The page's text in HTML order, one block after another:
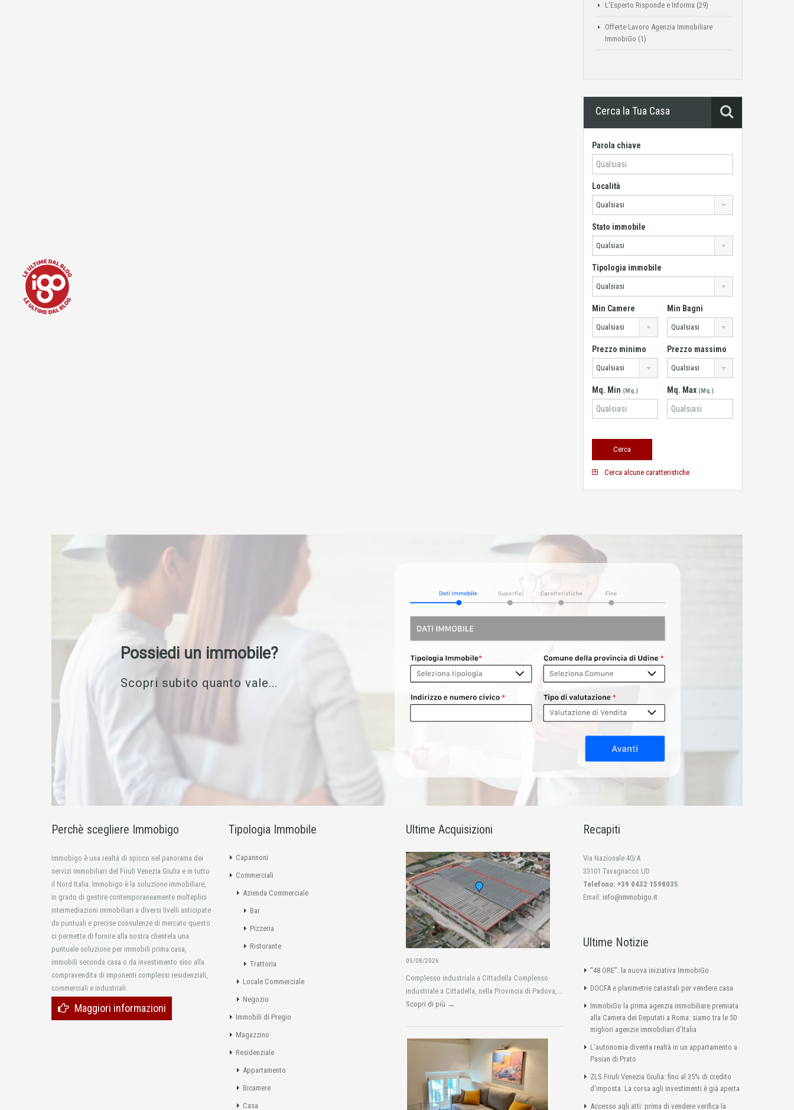
L'Esperto Risponde e Informa (29)
Offerte Lavoro Agenzia Immobiliare
ImmobiGo (1)
Cerca la Tua Casa
Parola chiave
Località
Qualsiasi
Stato immobile
Qualsiasi
Tipologia immobile
Qualsiasi
Min Camere
Qualsiasi
Min Bagni
Qualsiasi
Prezzo minimo
Qualsiasi
Prezzo massimo
Qualsiasi
Mq. Min (Mq.) Mq. Max (Mq.)
Cerca alcune caratteristiche
Possiedi un immobile?
Scopri subito quanto vale...
Perchè scegliere Immobigo
Immobigo è una realtà di spicco nel panorama dei
servizi immobiliari del Friuli Venezia Giulia e in tutto
il Nord Italia. Immobigo è la soluzione immobiliare,
in grado di gestire contemporaneamente molteplici
intermediazioni immobiliari a diversi livelli anticipate
da puntuali e precise consulenze di mercato questo
ci permette di fornire alla nostra clientela una
puntuale soluzione per immobili prima casa,
immobili seconda casa o da investimento sino alla
compravendita di imponenti complessi residenziali,
commerciali e industriali.
Maggiori informazioni
Tipologia Immobile
Capannoni
Commerciali
Azienda Commerciale
Bar
Pizzeria
Ristorante
Trattoria
Locale Commerciale
Negozio
Immobili di Pregio
Magazzino
Residenziale
Appartamento
Bicamere
Casa
Ultime Acquisizioni
05/08/2026
Complesso industriale a Cittadella Complesso
industriale a Cittadella, nella Provincia di Padova,...
Scopri di più →
Recapiti
Via Nazionale 40/A
33101 Tavagnacco UD
Telefono: +39 0432 1598035
Email: info@immobigo.it
Ultime Notizie
“48 ORE”: la nuova iniziativa ImmobiGo
DOCFA e planimetrie catastali per vendere casa
ImmobiGo la prima agenzia immobiliare premiata
alla Camera dei Deputati a Roma: siamo tra le 50
migliori agenzie immobiliari d’Italia
L’autonomia diventa realtà in un appartamento a
Pasian di Prato
ZLS Friuli Venezia Giulia: fino al 35% di credito
d’imposta. La corsa agli investimenti è già aperta
Accesso agli atti: prima di vendere verifica la